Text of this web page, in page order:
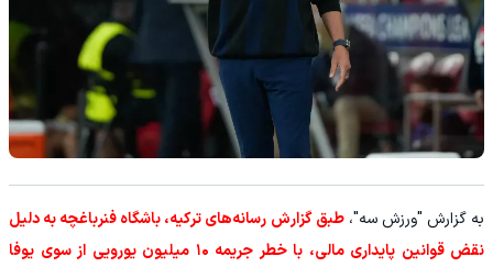
به گزارش "ورزش سه"،طبق گزارش رسانه‌های ترکیه، باشگاه فنرباغچه به دلیل
نقض قوانین پایداری مالی، با خطر جریمه ۱۰ میلیون یورویی از سوی یوفا